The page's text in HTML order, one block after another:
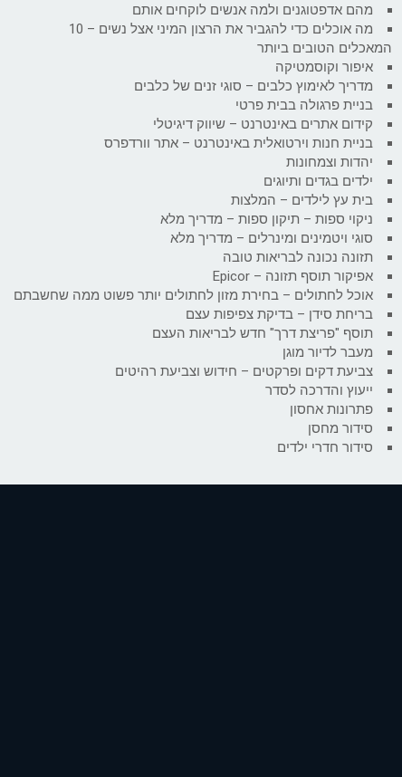
מהם אדפטוגנים ולמה אנשים לוקחים אותם
מה אוכלים כדי להגביר את הרצון המיני אצל נשים – 10
המאכלים הטובים ביותר
איפור וקוסמטיקה
מדריך לאימוץ כלבים – סוגי זנים של כלבים
בניית פרגולה בבית פרטי
קידום אתרים באינטרנט – שיווק דיגיטלי
בניית חנות וירטואלית באינטרנט – אתר וורדפרס
יהדות וצמחונות
ילדים בגדים ותיוגים
בית עץ לילדים – המלצות
ניקוי ספות – תיקון ספות – מדריך מלא
סוגי ויטמינים ומינרלים – מדריך מלא
תזונה נכונה לבריאות טובה
אפיקור תוסף תזונה – Epicor
אוכל לחתולים – בחירת מזון לחתולים יותר פשוט ממה שחשבתם
בריחת סידן – בדיקת צפיפות עצם
תוסף "פריצת דרך" חדש לבריאות העצם
מעבר לדיור מוגן
צביעת דקים ופרקטים – חידוש וצביעת רהיטים
ייעוץ והדרכה לסדר
פתרונות אחסון
סידור מחסן
סידור חדרי ילדים